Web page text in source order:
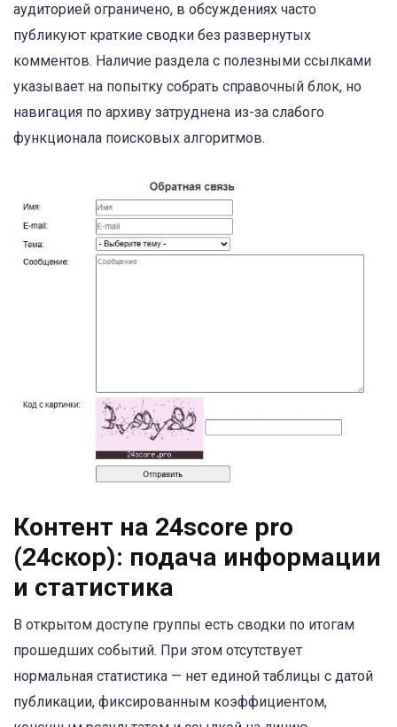
аудиторией ограничено, в обсуждениях часто
публикуют краткие сводки без развернутых
комментов. Наличие раздела с полезными ссылками
указывает на попытку собрать справочный блок, но
навигация по архиву затруднена из-за слабого
функционала поисковых алгоритмов.
Контент на 24score pro
(24скор): подача информации
и статистика
В открытом доступе группы есть сводки по итогам
прошедших событий. При этом отсутствует
нормальная статистика — нет единой таблицы с датой
публикации, фиксированным коэффициентом,